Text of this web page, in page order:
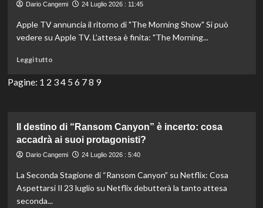
misteri
un
thriller
e
di
Dario Cangemi 24 Luglio 2026 : 11:45
Apple TV annuncia il ritorno di "The Morning Show" Si può
vedere su Apple TV. L’attesa è finita: "The Morning...
Leggi tuttoLeggi
più
Show”
conclude
la
stagione,
in
arrivo
Pagine: 1 2 34 5 6 78 9
Il destino di “Ransom Canyon” è incerto: cosa
accadrà ai suoi protagonisti?
Dario Cangemi 24 Luglio 2026 : 5:40
La Seconda Stagione di “Ransom Canyon” su Netflix: Cosa
Aspettarsi Il 23 luglio su Netflix debutterà la tanto attesa
seconda...